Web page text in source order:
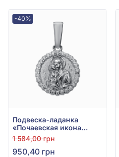
-40%
Подвеска-ладанка
«Почаевская икона
Божией Матери» из
серебра 925° с
фианитом, арт. 39218р
1 584,00 грн
950,40 грн